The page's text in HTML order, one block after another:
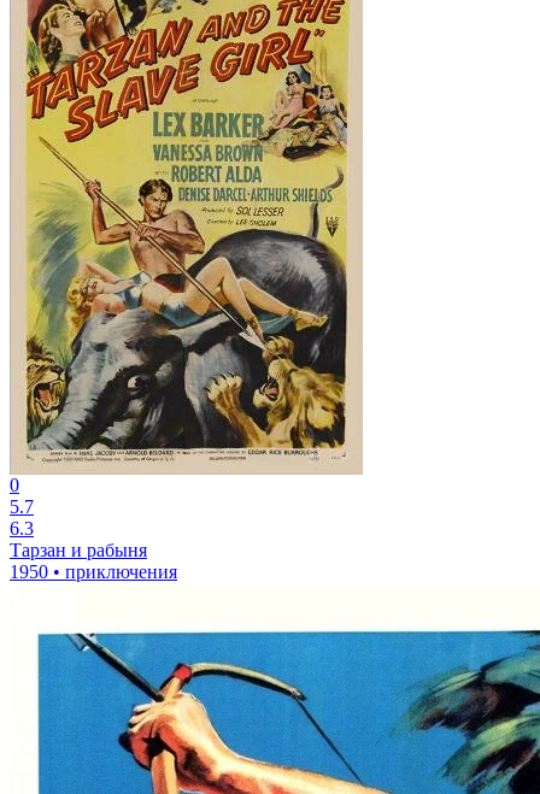
0
5.7
6.3
Тарзан и рабыня
1950 • приключения